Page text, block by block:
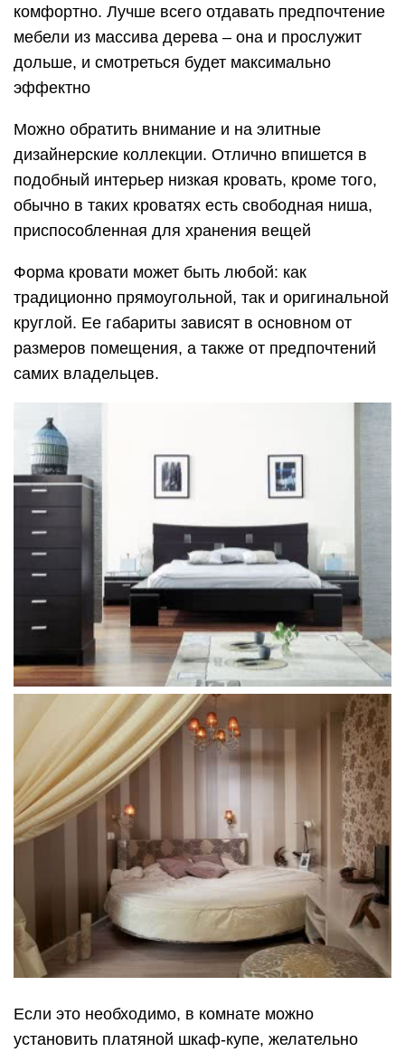
комфортно. Лучше всего отдавать предпочтение
мебели из массива дерева – она и прослужит
дольше, и смотреться будет максимально
эффектно
Можно обратить внимание и на элитные
дизайнерские коллекции. Отлично впишется в
подобный интерьер низкая кровать, кроме того,
обычно в таких кроватях есть свободная ниша,
приспособленная для хранения вещей
Форма кровати может быть любой: как
традиционно прямоугольной, так и оригинальной
круглой. Ее габариты зависят в основном от
размеров помещения, а также от предпочтений
самих владельцев.
Если это необходимо, в комнате можно
установить платяной шкаф-купе, желательно